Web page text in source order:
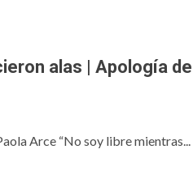
alas | Apología
Arce “No soy libre mientras...